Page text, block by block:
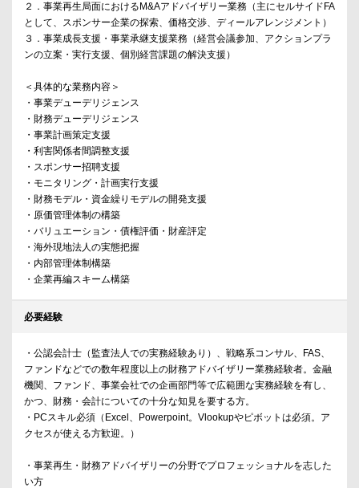
２．事業再生局面におけるM&Aアドバイザリー業務（主にセルサイドFA
として、スポンサー企業の探索、価格交渉、ディールアレンジメント）
３．事業成長支援・事業承継支援業務（経営会議参加、アクションプラ
ンの立案・実行支援、個別経営課題の解決支援）
＜具体的な業務内容＞
・事業デューデリジェンス
・財務デューデリジェンス
・事業計画策定支援
・利害関係者間調整支援
・スポンサー招聘支援
・モニタリング・計画実行支援
・財務モデル・資金繰りモデルの開発支援
・原価管理体制の構築
・バリュエーション・債権評価・財産評定
・海外現地法人の実態把握
・内部管理体制構築
・企業再編スキーム構築
必要経験
・公認会計士（監査法人での実務経験あり）、戦略系コンサル、FAS、
ファンドなどでの数年程度以上の財務アドバイザリー業務経験者。金融
機関、ファンド、事業会社での企画部門等で広範囲な実務経験を有し、
かつ、財務・会計についての十分な知見を要する方。
・PCスキル必須（Excel、Powerpoint。Vlookupやピボットは必須。ア
クセスが使える方歓迎。）
・事業再生・財務アドバイザリーの分野でプロフェッショナルを志した
い方